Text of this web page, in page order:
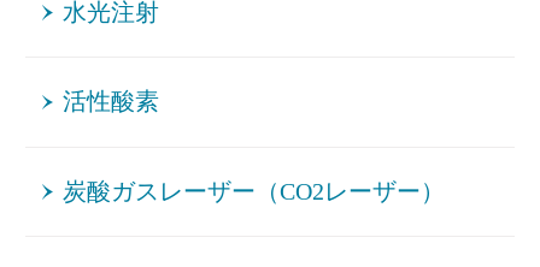
水光注射
活性酸素
炭酸ガスレーザー（CO2レーザー）